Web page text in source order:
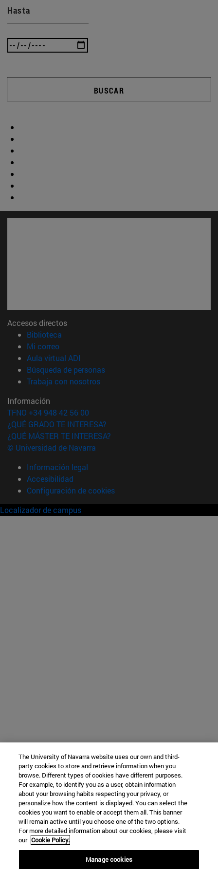
Hasta
BUSCAR
Accesos directos
Biblioteca
Mi correo(abre en nueva ventana)
Aula virtual ADI
Búsqueda de personas(abre en nueva ventana)
Trabaja con nosotros(abre en nueva ventana)
Información
TFNO +34 948 42 56 00
¿QUÉ GRADO TE INTERESA?
¿QUÉ MÁSTER TE INTERESA?
© Universidad de Navarra
Información legal
Accesibilidad
Configuración de cookies
Localizador de campus
The University of Navarra website uses our own and third-
party cookies to store and retrieve information when you
browse. Different types of cookies have different purposes.
For example, to identify you as a user, obtain information
about your browsing habits respecting your privacy, or
personalize how the content is displayed. You can select the
cookies you want to enable or accept them all. This banner
will remain active until you choose one of the two options.
For more detailed information about our cookies, please visit
our Cookie Policy.
Manage cookies